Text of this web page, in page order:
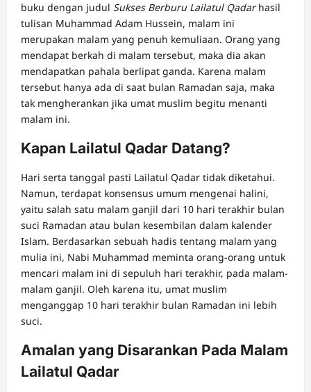
buku dengan judul Sukses Berburu Lailatul Qadarhasil
tulisan Muhammad Adam Hussein, malam ini
merupakan malam yang penuh kemuliaan. Orang yang
mendapat berkah di malam tersebut, maka dia akan
mendapatkan pahala berlipat ganda. Karena malam
tersebut hanya ada di saat bulan Ramadan saja, maka
tak mengherankan jika umat muslim begitu menanti
malam ini.
Kapan Lailatul Qadar Datang?
Hari serta tanggal pasti Lailatul Qadar tidak diketahui.
Namun, terdapat konsensus umum mengenai halini,
yaitu salah satu malam ganjil dari 10 hari terakhir bulan
suci Ramadan atau bulan kesembilan dalam kalender
Islam. Berdasarkan sebuah hadis tentang malam yang
mulia ini, Nabi Muhammad meminta orang-orang untuk
mencari malam ini di sepuluh hari terakhir, pada malam-
malam ganjil. Oleh karena itu, umat muslim
menganggap 10 hari terakhir bulan Ramadan ini lebih
suci.
Amalan yang Disarankan Pada Malam
Lailatul Qadar